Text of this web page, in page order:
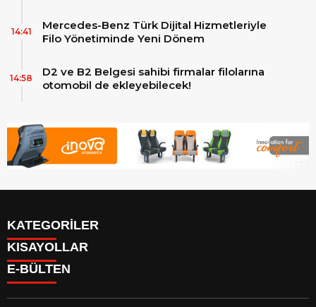
MAN Skyliner ile güçlendirdi!
Mercedes-Benz Türk Dijital Hizmetleriyle
Filo Yönetiminde Yeni Dönem
14:41
D2 ve B2 Belgesi sahibi firmalar filolarına
otomobil de ekleyebilecek!
14:58
KATEGORİLER
Reklam
Firma Rehberi
İletişim
Künye
KISAYOLLAR
Facebook
E-BÜLTEN